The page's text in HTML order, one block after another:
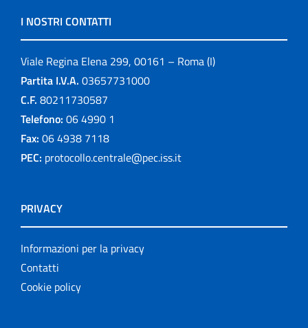
I NOSTRI CONTATTI
Viale Regina Elena 299, 00161 – Roma (I)
Partita I.V.A. 03657731000
C.F. 80211730587
Telefono: 06 4990 1
Fax: 06 4938 7118
PEC: protocollo.centrale@pec.iss.it
PRIVACY
Informazioni per la privacy
Contatti
Cookie policy